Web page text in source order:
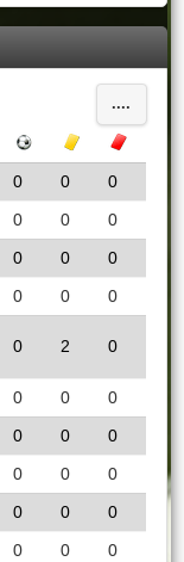
....
Gula kort
0 0
0
0 0
0
0 0
0
0 0
0
0 2 0
0 0
0
0 0
0
0 0
0
0 0
0
0 0
0